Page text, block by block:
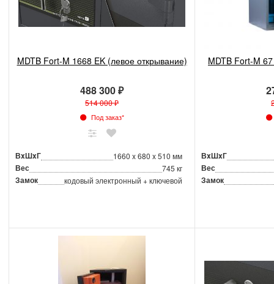
MDTB Fort-M 1668 EK (левое открывание)
488 300 ₽
514 000 ₽
Под заказ*
ВxШxГ 1660 x 680 x 510 мм
Вес 745 кг
Замок кодовый электронный + ключевой
MDTB Fort-M
ВxШxГ
Вес
Замок